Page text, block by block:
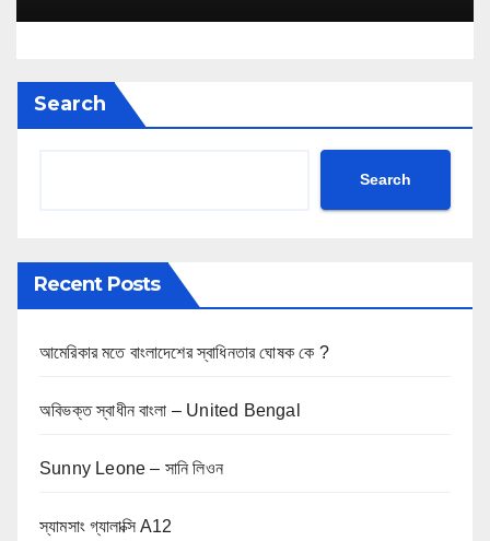
Search
Search
Recent Posts
আমেরিকার মতে বাংলাদেশের স্বাধিনতার ঘোষক কে ?
অবিভক্ত স্বাধীন বাংলা – United Bengal
Sunny Leone – সানি লিওন
স্যামসাং গ্যালাক্সি A12